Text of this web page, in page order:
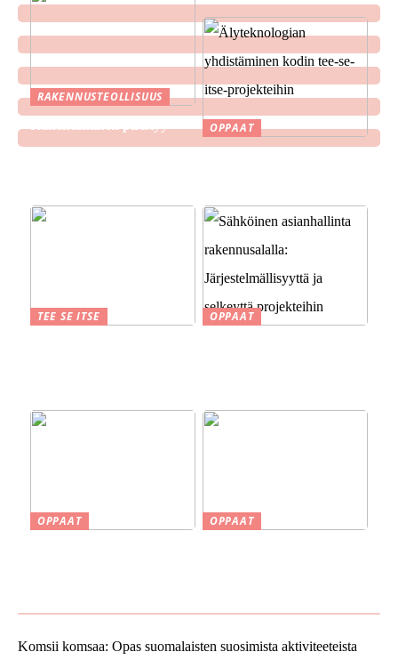
RAKENNUSTEOLLISUUS
OPPAAT
TEE SE ITSE
OPPAAT
OPPAAT
OPPAAT
Komsii komsaa: Opas suomalaisten suosimista aktiviteeteista